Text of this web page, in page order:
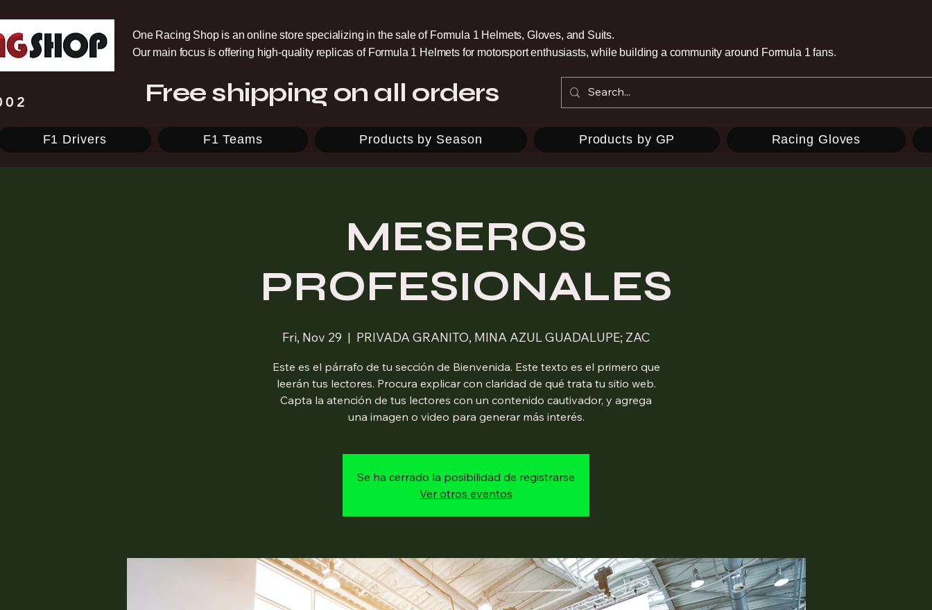
One Racing Shop is an online store specializing in the sale of Formula 1 Helmets, Gloves, and Suits.
Our main focus is offering high-quality replicas of Formula 1 Helmets for motorsport enthusiasts, while building a community around Formula 1 fans.
Free shipping on all orders
F1 Drivers F1 Teams Products by Season Products by GP Racing Gloves
MESEROS
PROFESIONALES
Fri, Nov 29
  |
PRIVADA GRANITO, MINA AZUL GUADALUPE; ZAC
Este es el párrafo de tu sección de Bienvenida. Este texto es el primero que
leerán tus lectores. Procura explicar con claridad de qué trata tu sitio web.
Capta la atención de tus lectores con un contenido cautivador, y agrega
una imagen o video para generar más interés.
Se ha cerrado la posibilidad de registrarse
Ver otros eventos